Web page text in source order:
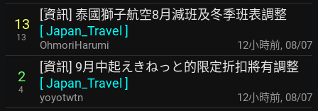
13
13
[資訊] 泰國獅子航空8月減班及冬季班表調整
[Japan_Travel ]
OhmoriHarumi 12小時前, 08/07
2
4
[資訊] 9月中起えきねっと的限定折扣將有調整
[Japan_Travel ]
yoyotwtn 12小時前, 08/07